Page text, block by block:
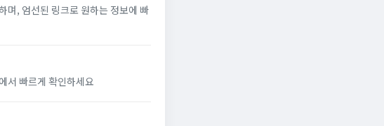
며, 엄선된 링크로 원하는 정보에 빠
서 빠르게 확인하세요